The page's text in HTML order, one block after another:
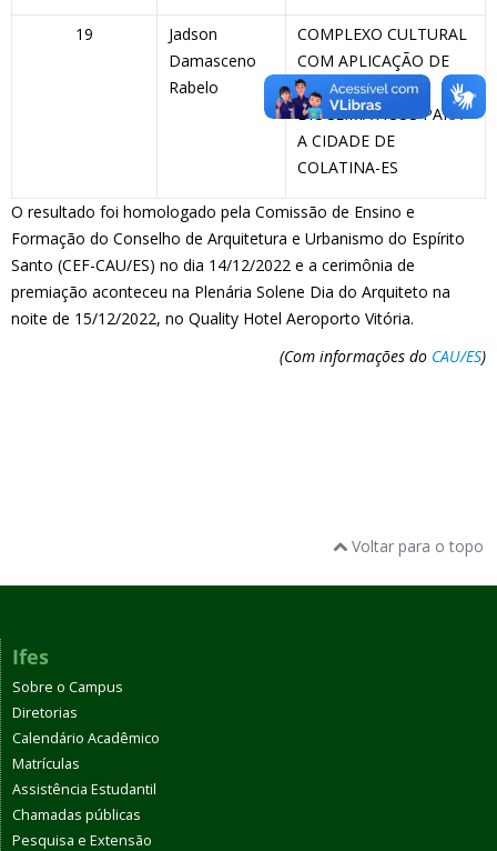
19
Jadson
Damasceno
Rabelo
COMPLEXO CULTURAL
COM APLICAÇÃO DE
PRINCÍPIOS
BIOCLIMÁTICOS PARA
A CIDADE DE
COLATINA-ES
O resultado foi homologado pela Comissão de Ensino e
Formação do Conselho de Arquitetura e Urbanismo do Espírito
Santo (CEF-CAU/ES) no dia 14/12/2022 e a cerimônia de
premiação aconteceu na Plenária Solene Dia do Arquiteto na
noite de 15/12/2022, no Quality Hotel Aeroporto Vitória.
(Com informações do CAU/ES)
Voltar para o topo
Ifes
Sobre o Campus
Diretorias
Calendário Acadêmico
Matrículas
Assistência Estudantil
Chamadas públicas
Pesquisa e Extensão